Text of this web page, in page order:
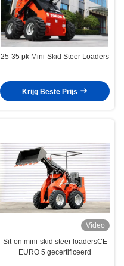
25-35 pk Mini-Skid Steer Loaders
Krijg Beste Prijs
Video
Sit-on mini-skid steer loadersCE
EURO 5 gecertificeerd